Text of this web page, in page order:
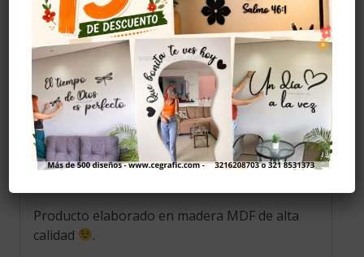
agradecer desde el corazón. Cada vez que la
luz se enciende, se revive el momento
compartido, la presencia de quienes
acompañaron y la magia de una ocasión
especial.
Más que un recuerdo, es una luz que
permanece, un símbolo de amor, gratitud y
conexión que sigue brillando con el paso del
Producto elaborado en madera MDF de alta
calidad
.